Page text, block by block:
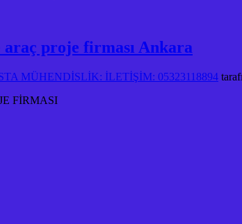
proje firması Ankara
MÜHENDİSLİK: İLETİŞİM: 05323118894
FİRMASI